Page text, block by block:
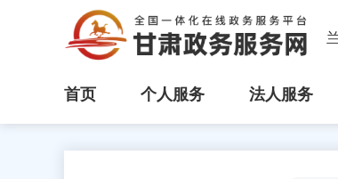
首页 个人服务 法人服务